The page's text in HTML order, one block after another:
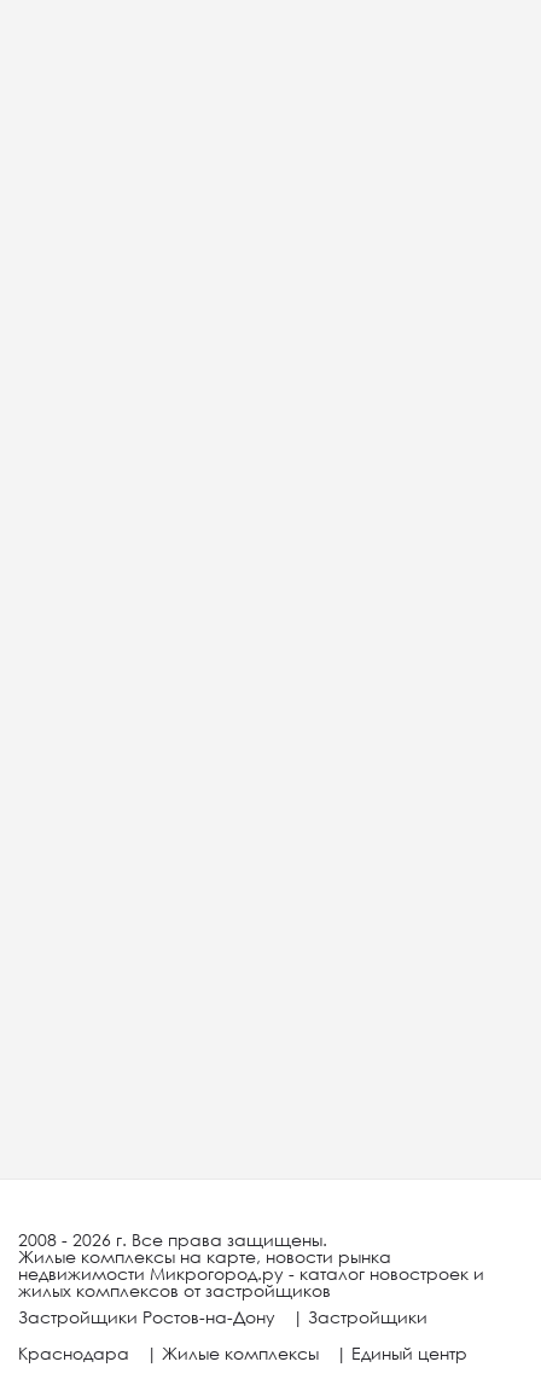
2008 - 2026 г. Все права защищены.
Жилые комплексы на карте, новости рынка
недвижимости Микрогород.ру - каталог новостроек и
жилых комплексов от застройщиков
Застройщики Ростов-на-Дону
| Застройщики
Краснодара
| Жилые комплексы | Единый центр